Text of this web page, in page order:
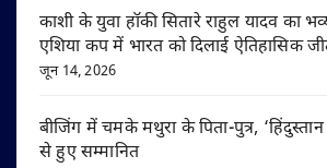
काशी के युवा हॉकी सितारे राहुल यादव का
एशिया कप में भारत को दिलाई ऐतिहासिक
जून 14, 2026
बीजिंग में चमके मथुरा के पिता-पुत्र,
से हुए सम्मानित